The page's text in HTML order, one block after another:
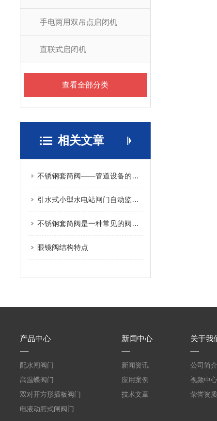
手电两用双吊点启闭机
直联式启闭机
查看全部分类
相关文章
不锈钢套筒阀——管道设备的选择
引水式小型水电站闸门自动监控系统的研究
不锈钢套筒阀是一种常见的阀门类型
眼镜阀结构特点
产品中心
配水闸阀门
高温蝶阀门
双对开方形插板阀门
电液动腭式闸阀门
新闻中心
新闻资讯
应用案例
技术文章
关于我
公司简介
视频中心
荣誉资质